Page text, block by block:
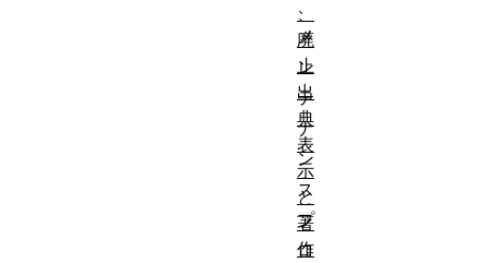
メ
ン
テ
ナ
ン
ス
プ
ロ
、
廃
止
出
典
表
示
と
著
作